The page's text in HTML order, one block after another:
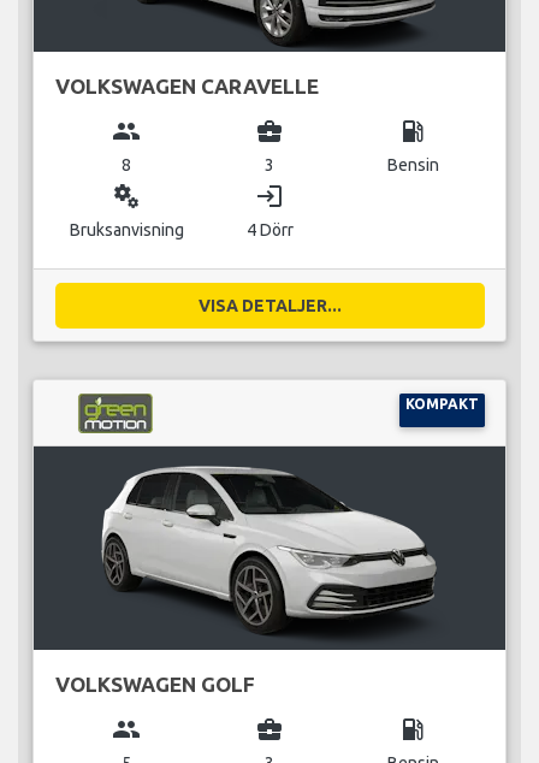
VOLKSWAGEN CARAVELLE
group
8
business_center
3
local_gas_station
Bensin
miscellaneous_services
Bruksanvisning
login
4 Dörr
VISA DETALJER...
KOMPAKT
VOLKSWAGEN GOLF
group business_center local_gas_station